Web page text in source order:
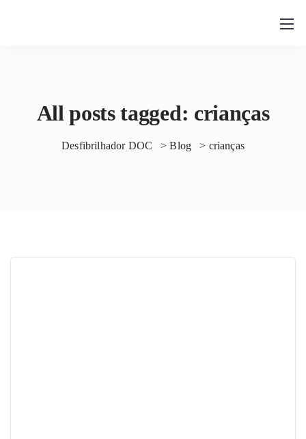
All posts tagged: crianças
Desfibrilhador DOC >Blog > crianças